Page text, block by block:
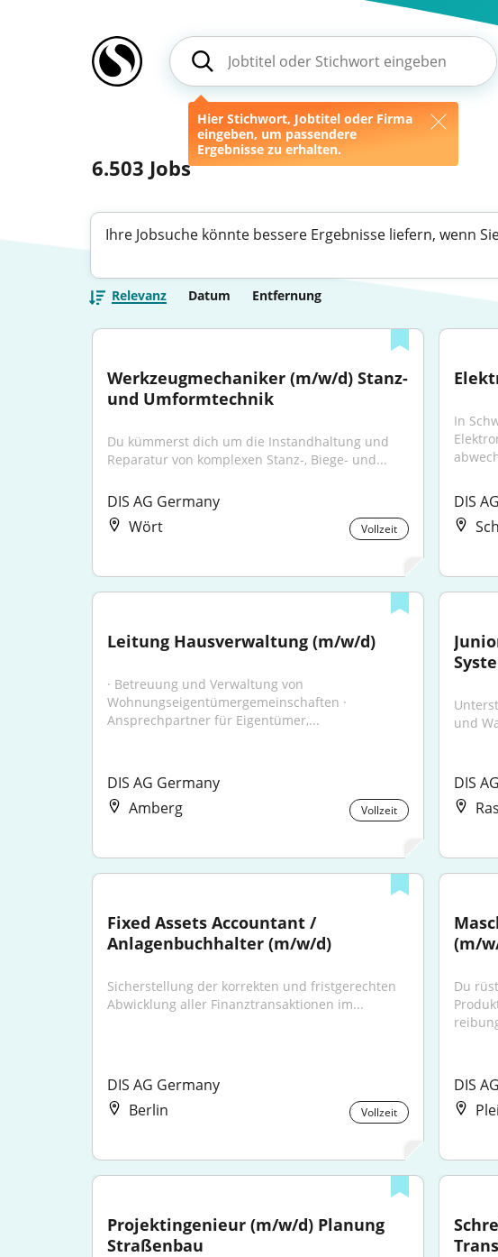
Hier Stichwort, Jobtitel oder Firma
eingeben, um passendere
Ergebnisse zu erhalten.
6.503 Jobs
Ihre Jobsuche könnte bessere Ergebnisse liefern, wenn
Relevanz Datum Entfernung
Werkzeugmechaniker (m/w/d) Stanz-
und Umformtechnik
Du kümmerst dich um die Instandhaltung und
Reparatur von komplexen Stanz-, Biege- und...
DIS AG Germany
Wört
Vollzeit
In
DIS
Leitung Hausverwaltung (m/w/d)
· Betreuung und Verwaltung von
Wohnungseigentümergemeinschaften ·
Ansprechpartner für Eigentümer,...
DIS AG Germany
Amberg
Vollzeit
und
DIS
Fixed Assets Accountant /
Anlagenbuchhalter (m/w/d)
Sicherstellung der korrekten und fristgerechten
Abwicklung aller Finanztransaktionen im...
DIS AG Germany
Berlin
Vollzeit
(m/
Du
DIS
Projektingenieur (m/w/d) Planung
Straßenbau